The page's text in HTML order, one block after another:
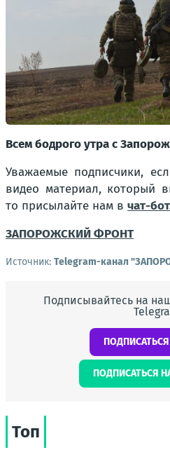
Всем бодрого утра с
Уважаемые подписчики,
видео материал, который
то присылайте нам в чат-
ЗАПОРОЖСКИЙ ФРОНТ
Источник: Telegram-канал
Подписывайтесь на
ПОДПИСАТЬСЯ НА
Топ